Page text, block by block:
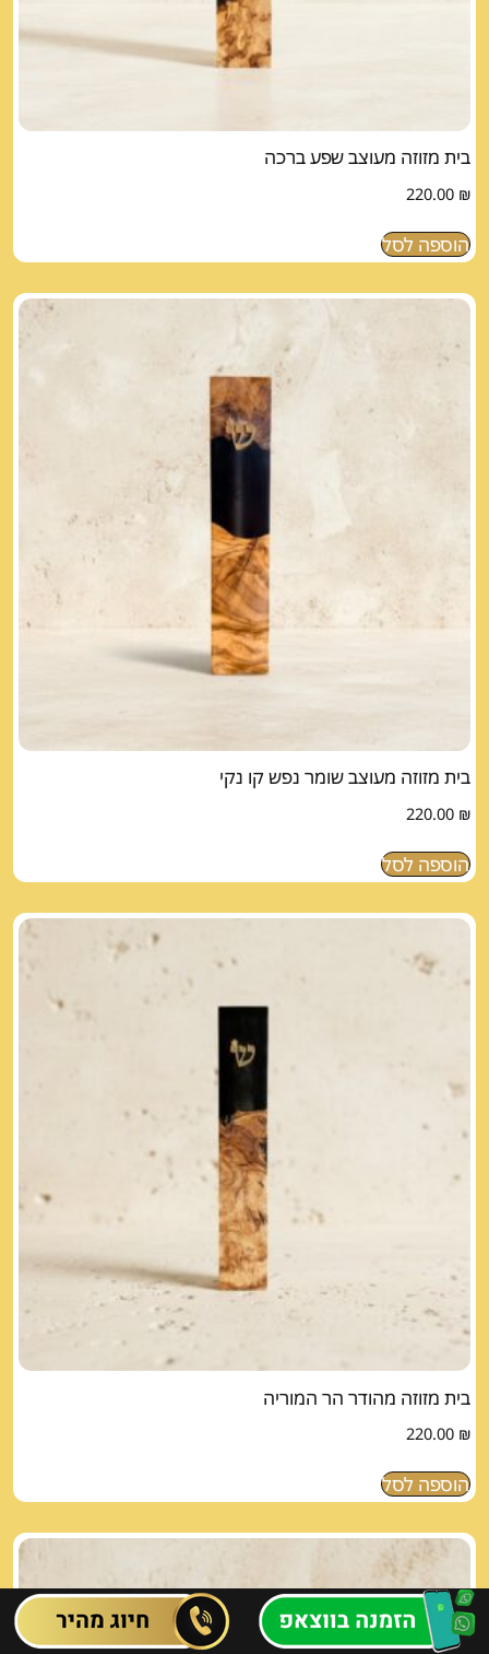
בית מזוזה מעוצב שפע ברכה
220.00 ₪
הוספה לסל
בית מזוזה מעוצב שומר נפש קו נקי
220.00 ₪
הוספה לסל
בית מזוזה מהודר הר המוריה
220.00 ₪
הוספה לסל